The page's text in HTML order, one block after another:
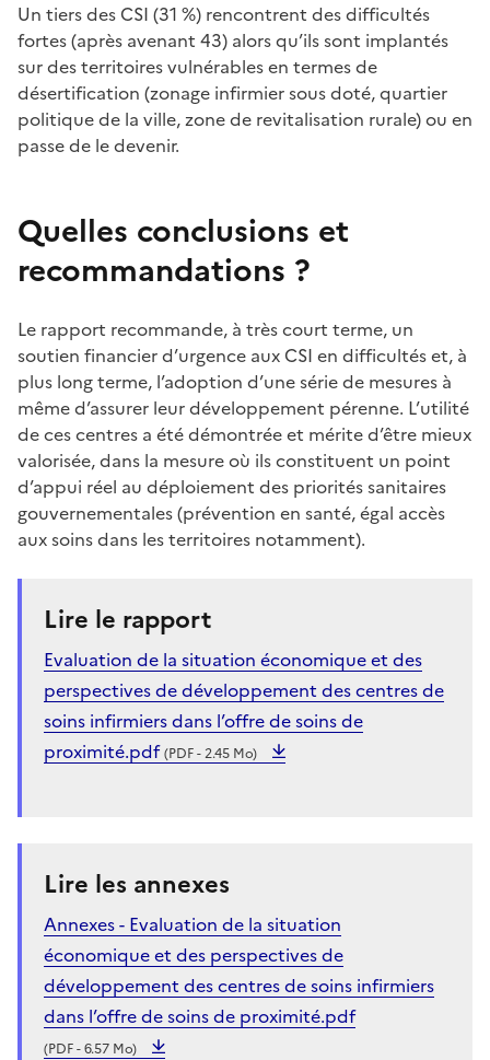
Un tiers des CSI (31 %) rencontrent des difficultés
fortes (après avenant 43) alors qu’ils sont implantés
sur des territoires vulnérables en termes de
désertification (zonage infirmier sous doté, quartier
politique de la ville, zone de revitalisation rurale) ou en
passe de le devenir.
Quelles conclusions et
recommandations ?
Le rapport recommande, à très court terme, un
soutien financier d’urgence aux CSI en difficultés et, à
plus long terme, l’adoption d’une série de mesures à
même d’assurer leur développement pérenne. L’utilité
de ces centres a été démontrée et mérite d’être mieux
valorisée, dans la mesure où ils constituent un point
d’appui réel au déploiement des priorités sanitaires
gouvernementales (prévention en santé, égal accès
aux soins dans les territoires notamment).
Lire le rapport
Evaluation de la situation économique et des
perspectives de développement des centres de
soins infirmiers dans l’offre de soins de
proximité.pdf(PDF - 2.45 Mo)
Lire les annexes
Annexes - Evaluation de la situation
économique et des perspectives de
développement des centres de soins infirmiers
dans l’offre de soins de proximité.pdf
(PDF - 6.57 Mo)